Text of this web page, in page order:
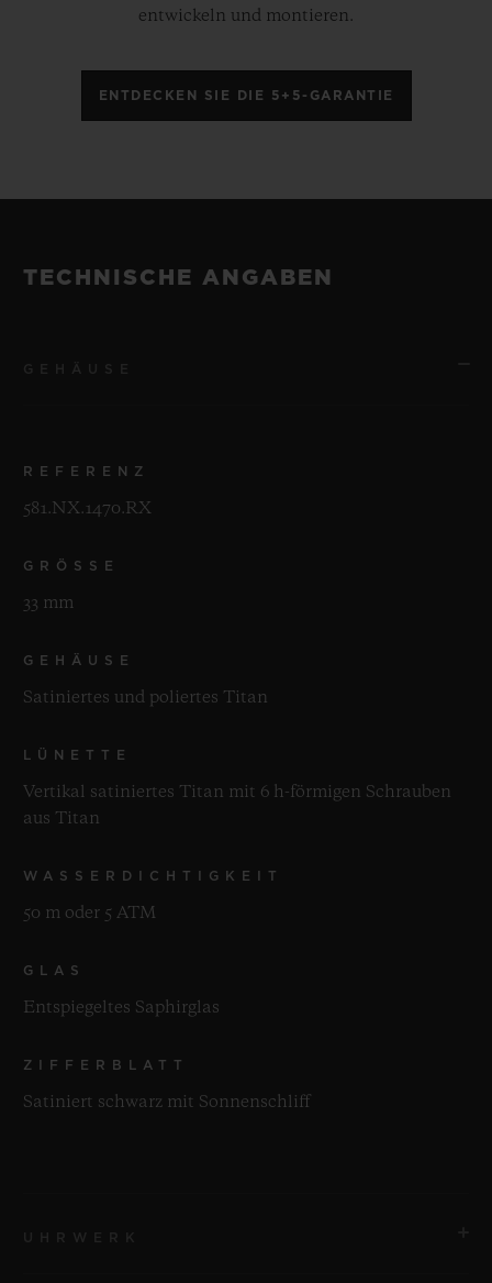
entwickeln und montieren.
ENTDECKEN SIE DIE 5+5-GARANTIE
TECHNISCHE ANGABEN
REFERENZ
581.NX.1470.RX
GRÖSSE
33 mm
GEHÄUSE
Satiniertes und poliertes Titan
LÜNETTE
Vertikal satiniertes Titan mit 6 h-förmigen Schrauben
aus Titan
WASSERDICHTIGKEIT
50 m oder 5 ATM
GLAS
Entspiegeltes Saphirglas
ZIFFERBLATT
Satiniert schwarz mit Sonnenschliff